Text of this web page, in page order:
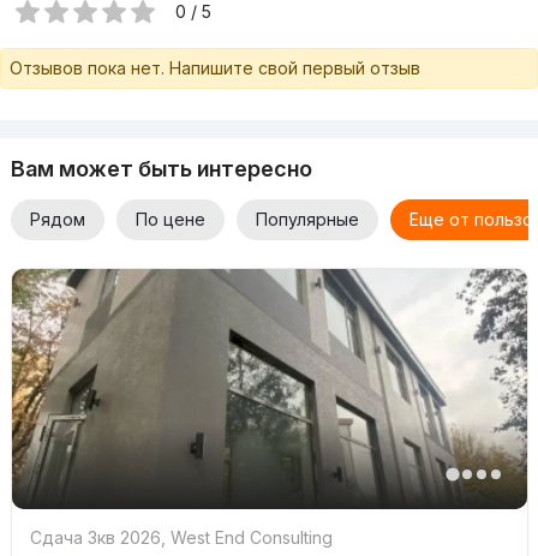
0 / 5
Отзывов пока нет. Напишите свой первый отзыв
Вам может быть интересно
Рядом По цене Популярные Еще от
Сдача 3кв 2026 West End Consulting